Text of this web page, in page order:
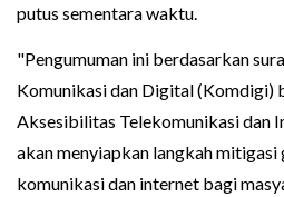
putus sementara waktu.
"Pengumuman ini berdasarkan
Komunikasi dan Digital (Komdigi)
Aksesibilitas Telekomunikasi dan
akan menyiapkan langkah mitigasi
komunikasi dan internet bagi